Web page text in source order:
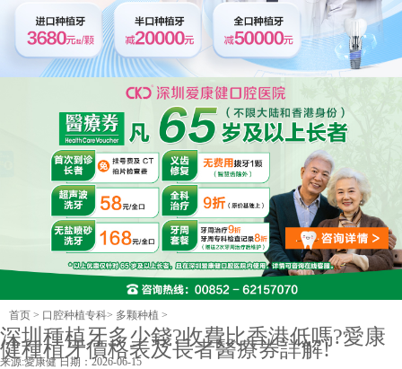
首页 > 口腔种植专科> 多颗种植 >
深圳種植牙多少錢?收費比香港低嗎?愛康
健種植牙價格表及長者醫療券詳解!
来源:愛康健日期：2026-06-15